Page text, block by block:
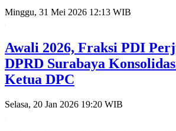
Minggu, 31 Mei 2026 12:13 WIB
Awali 2026, Fraksi PDI
DPRD Surabaya
Ketua DPC
Selasa, 20 Jan 2026 19:20 WIB